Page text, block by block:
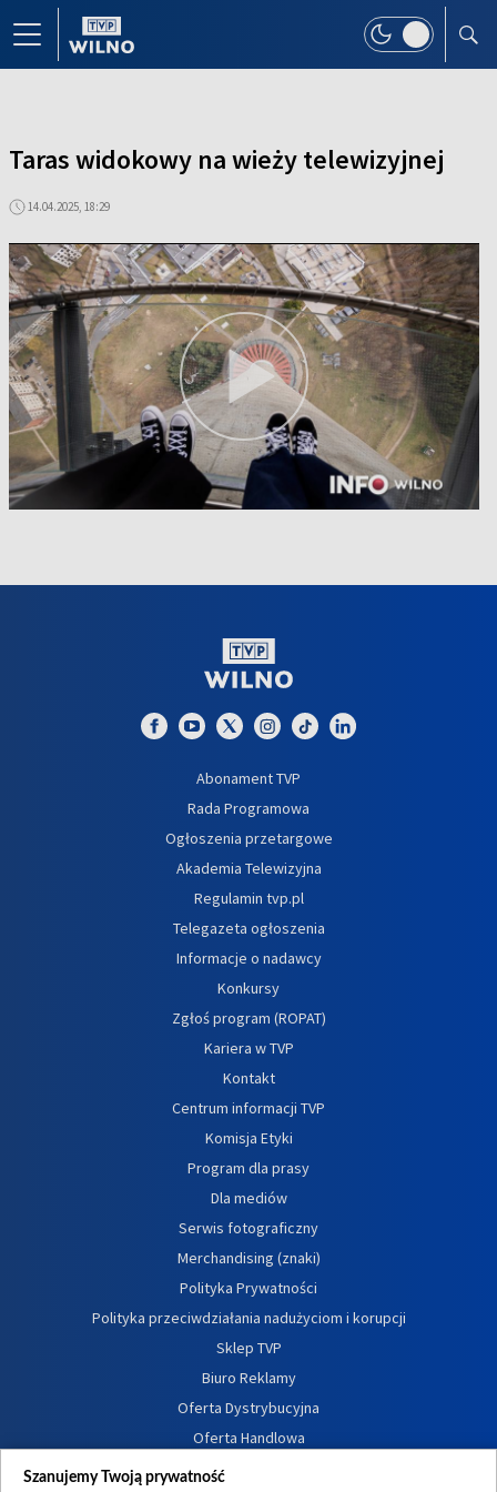
Taras widokowy na wieży telewizyjnej
14.04.2025, 18:29
Abonament TVP
Rada Programowa
Ogłoszenia przetargowe
Akademia Telewizyjna
Regulamin tvp.pl
Telegazeta ogłoszenia
Informacje o nadawcy
Konkursy
Zgłoś program (ROPAT)
Kariera w TVP
Kontakt
Centrum informacji TVP
Komisja Etyki
Program dla prasy
Dla mediów
Serwis fotograficzny
Merchandising (znaki)
Polityka Prywatności
Polityka przeciwdziałania nadużyciom i korupcji
Sklep TVP
Biuro Reklamy
Oferta Dystrybucyjna
Oferta Handlowa
Dostępność
Szanujemy Twoją prywatność